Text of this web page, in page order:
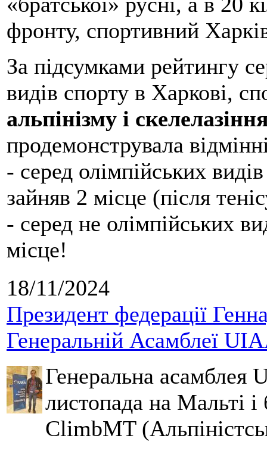
фронту, спортивний
За підсумками рейтингу
видів спорту в Харкові,
альпінізму і
продемонструвала
- серед олімпійських
зайняв 2 місце (після
- серед не олімпійських
місце!
18/11/2024
Президент федерації
Генеральній Асамблеї
Генеральна асамблея
листопада на Мальті і
ClimbMT